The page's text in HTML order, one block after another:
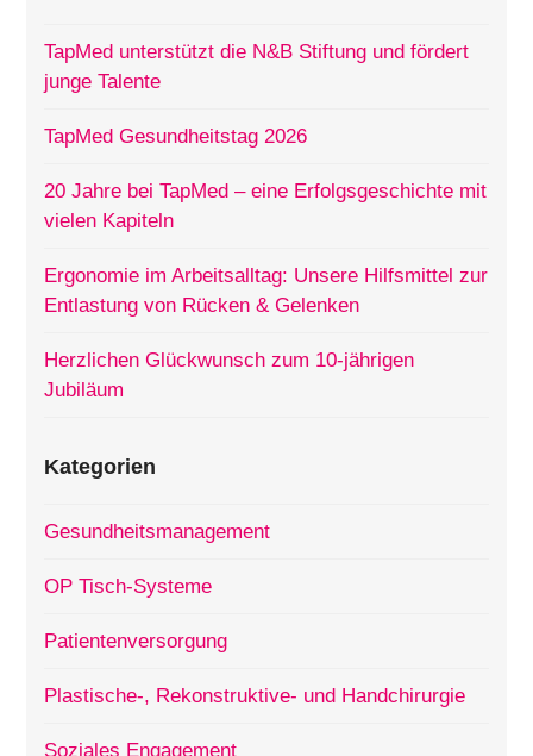
TapMed unterstützt die N&B Stiftung und fördert
junge Talente
TapMed Gesundheitstag 2026
20 Jahre bei TapMed – eine Erfolgsgeschichte mit
vielen Kapiteln
Ergonomie im Arbeitsalltag: Unsere Hilfsmittel zur
Entlastung von Rücken & Gelenken
Herzlichen Glückwunsch zum 10-jährigen
Jubiläum
Kategorien
Gesundheitsmanagement
OP Tisch-Systeme
Patientenversorgung
Plastische-, Rekonstruktive- und Handchirurgie
Soziales Engagement